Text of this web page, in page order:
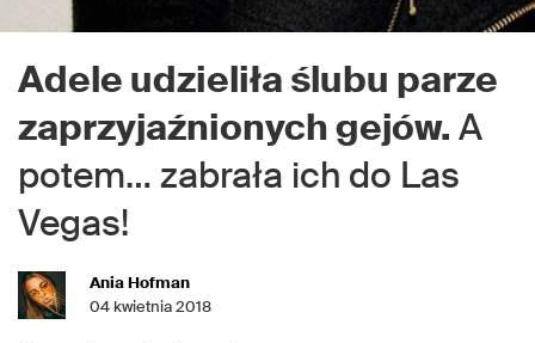
Adele udzieliła ślubu parze
zaprzyjaźnionych gejów. A
potem… zabrała ich do Las
Vegas!
Ania Hofman
04 kwietnia 2018